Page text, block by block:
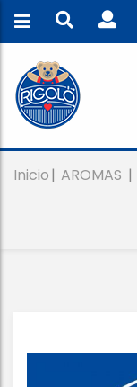
Inicio AROMAS